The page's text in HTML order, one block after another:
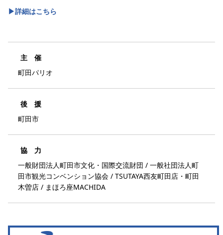
▶︎詳細はこちら
主 催
町田パリオ
後 援
町田市
協 力
一般財団法人町田市文化・国際交流財団 / 一般社団法人町
田市観光コンベンション協会 / TSUTAYA西友町田店・町田
木曽店 / まほろ座MACHIDA